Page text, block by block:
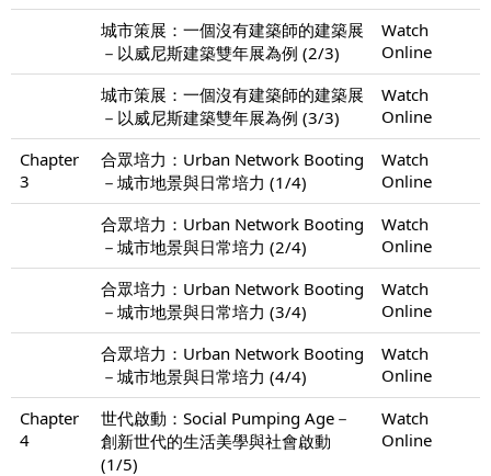
城市策展：一個沒有建築師的建築展
－以威尼斯建築雙年展為例 (2/3)
Watch
Online
城市策展：一個沒有建築師的建築展
－以威尼斯建築雙年展為例 (3/3)
Watch
Online
Chapter
3
合眾培力：Urban Network Booting
－城市地景與日常培力 (1/4)
Watch
Online
合眾培力：Urban Network Booting
－城市地景與日常培力 (2/4)
Watch
Online
合眾培力：Urban Network Booting
－城市地景與日常培力 (3/4)
Watch
Online
合眾培力：Urban Network Booting
－城市地景與日常培力 (4/4)
Watch
Online
Chapter
4
世代啟動：Social Pumping Age－
創新世代的生活美學與社會啟動
(1/5)
Watch
Online